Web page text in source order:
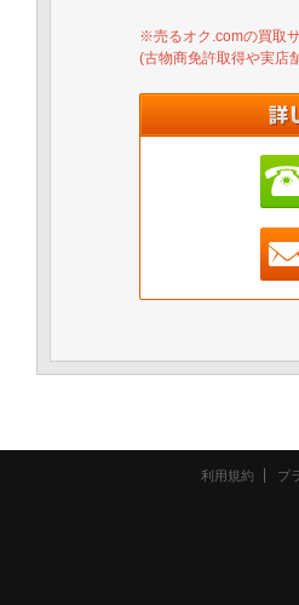
※売るオク.comの買取
(古物商免許取得や実店
利用規約 プ